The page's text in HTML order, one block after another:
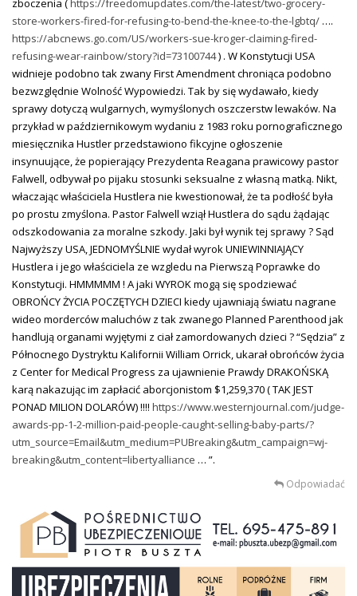
zboczenia ( https://freedomupdates.com/the-latest/two-grocery-
store-workers-fired-for-refusing-to-bend-the-knee-to-the-lgbtq/ ….
https://abcnews.go.com/US/workers-sue-kroger-claiming-fired-
refusing-wear-rainbow/story?id=73100744) . W Konstytucji USA
widnieje podobno tak zwany First Amendment chroniąca podobno
bezwzględnie Wolność Wypowiedzi. Tak by się wydawało, kiedy
sprawy dotyczą wulgarnych, wymyślonych oszczerstw lewaków. Na
przykład w październikowym wydaniu z 1983 roku pornograficznego
miesięcznika Hustler przedstawiono fikcyjne ogłoszenie
insynuujące, że popierający Prezydenta Reagana prawicowy pastor
Falwell, odbywał po pijaku stosunki seksualne z własną matką. Nikt,
właczając właściciela Hustlera nie kwestionował, że ta podłość była
po prostu zmyślona. Pastor Falwell wziął Hustlera do sądu żądając
odszkodowania za moralne szkody. Jaki był wynik tej sprawy ? Sąd
Najwyższy USA, JEDNOMYŚLNIE wydał wyrok UNIEWINNIAJĄCY
Hustlera i jego właściciela ze wzgledu na Pierwszą Poprawke do
Konstytucji. HMMMMM ! A jaki WYROK mogą się spodziewać
OBROŃCY ŻYCIA POCZĘTYCH DZIECI kiedy ujawniają światu nagrane
wideo morderców maluchów z tak zwanego Planned Parenthood jak
handlują organami wyjętymi z ciał zamordowanych dzieci ? “Sędzia” z
Północnego Dystryktu Kalifornii William Orrick, ukarał obrońców życia
z Center for Medical Progress za ujawnienie Prawdy DRAKOŃSKĄ
karą nakazując im zapłacić aborcjonistom $1,259,370 ( TAK JEST
PONAD MILION DOLARÓW) !!!! https://www.westernjournal.com/judge-
awards-pp-1-2-million-paid-people-caught-selling-baby-parts/?
utm_source=Email&utm_medium=PUBreaking&utm_campaign=wj-
breaking&utm_content=libertyalliance … ”.
Odpowiadać